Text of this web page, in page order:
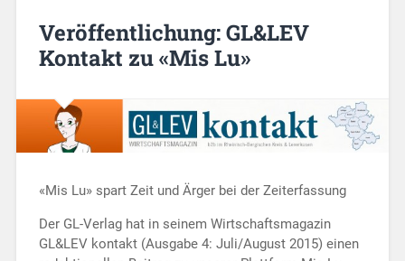
Veröffentlichung: GL&LEV
Kontakt zu «Mis Lu»
«Mis Lu» spart Zeit und Ärger bei der Zeiterfassung
Der GL-Verlag hat in seinem Wirtschaftsmagazin
GL&LEV kontakt (Ausgabe 4: Juli/August 2015) einen